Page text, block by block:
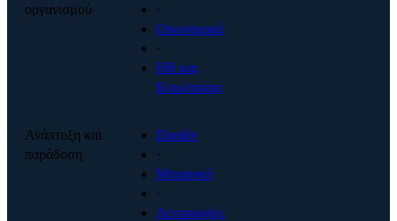
οργανισμού
·
Οικονομικά
·
HR και
Κουλτούρα
Ανάπτυξη και
παράδοση
Προϊόν
·
Μηχανική
·
Λειτουργίες